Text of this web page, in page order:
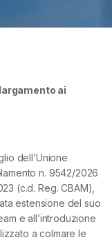
ai
dell’Unione
n. 9542/2026
(c.d. Reg. CBAM),
estensione del suo
e all’introduzione
a colmare le